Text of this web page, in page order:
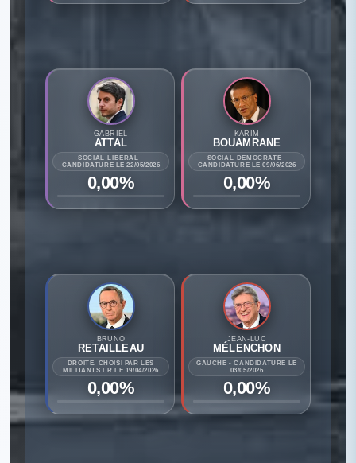
GABRIEL
ATTAL
SOCIAL-LIBÉRAL -
CANDIDATURE LE 22/05/2026
0,00%
KARIM
BOUAMRANE
SOCIAL-DÉMOCRATE -
CANDIDATURE LE 09/06/2026
0,00%
BRUNO
RETAILLEAU
DROITE. CHOISI PAR LES
MILITANTS LR LE 19/04/2026
0,00%
JEAN-LUC
MÉLENCHON
GAUCHE - CANDIDATURE LE
03/05/2026
0,00%